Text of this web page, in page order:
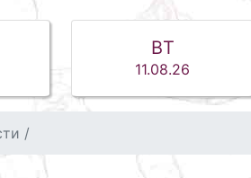
ВТ
11.08.26
/